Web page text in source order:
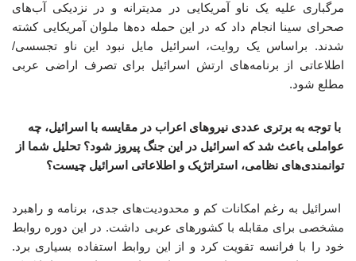
مرگباری علیه یک ناو آمریکایی در مدیترانه و در نزدیکی آب‌های
صحرای سینا انجام داد که در این حمله ده‌ها ملوان آمریکایی کشته
شدند. براساس یک روایت، اسرائیل مایل نبود این ناو تجسسی/
اطلاعاتی از برنامه‌های ارتش اسرائیل برای تصرف اراضی عربی
مطلع شود.
با توجه به برتری عددی نیروهای اعراب در مقایسه با اسرائیل، چه
عواملی باعث شد که اسرائیل در این جنگ پیروز شود؟ تحلیل شما از
توانمندی‌های نظامی، استراتژیک و اطلاعاتی اسرائیل چیست؟
اسرائیل به رغم امکانات کم و محدودیت‌های جدی، برنامه و راهبرد
مشخصی برای مقابله با کشورهای عربی داشت. در این دوره روابط
خود را با فرانسه تقویت کرد و از این روابط استفاده بسیاری برد.